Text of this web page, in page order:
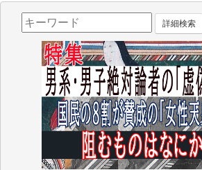
詳細検索